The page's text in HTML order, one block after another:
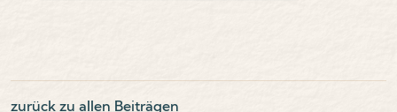
zurück zu allen Beiträgen